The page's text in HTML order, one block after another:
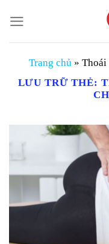
đến
nội
Trang chủ » Thoái
LƯU TRỮ THẺ: